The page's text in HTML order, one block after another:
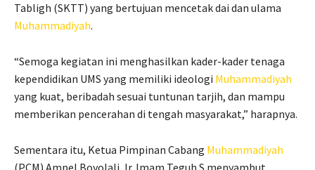
Tabligh (SKTT) yang bertujuan mencetak dai dan ulama
Muhammadiyah.
“Semoga kegiatan ini menghasilkan kader-kader tenaga
kependidikan UMS yang memiliki ideologi Muhammadiyah
yang kuat, beribadah sesuai tuntunan tarjih, dan mampu
memberikan pencerahan di tengah masyarakat,” harapnya.
Sementara itu, Ketua Pimpinan Cabang Muhammadiyah